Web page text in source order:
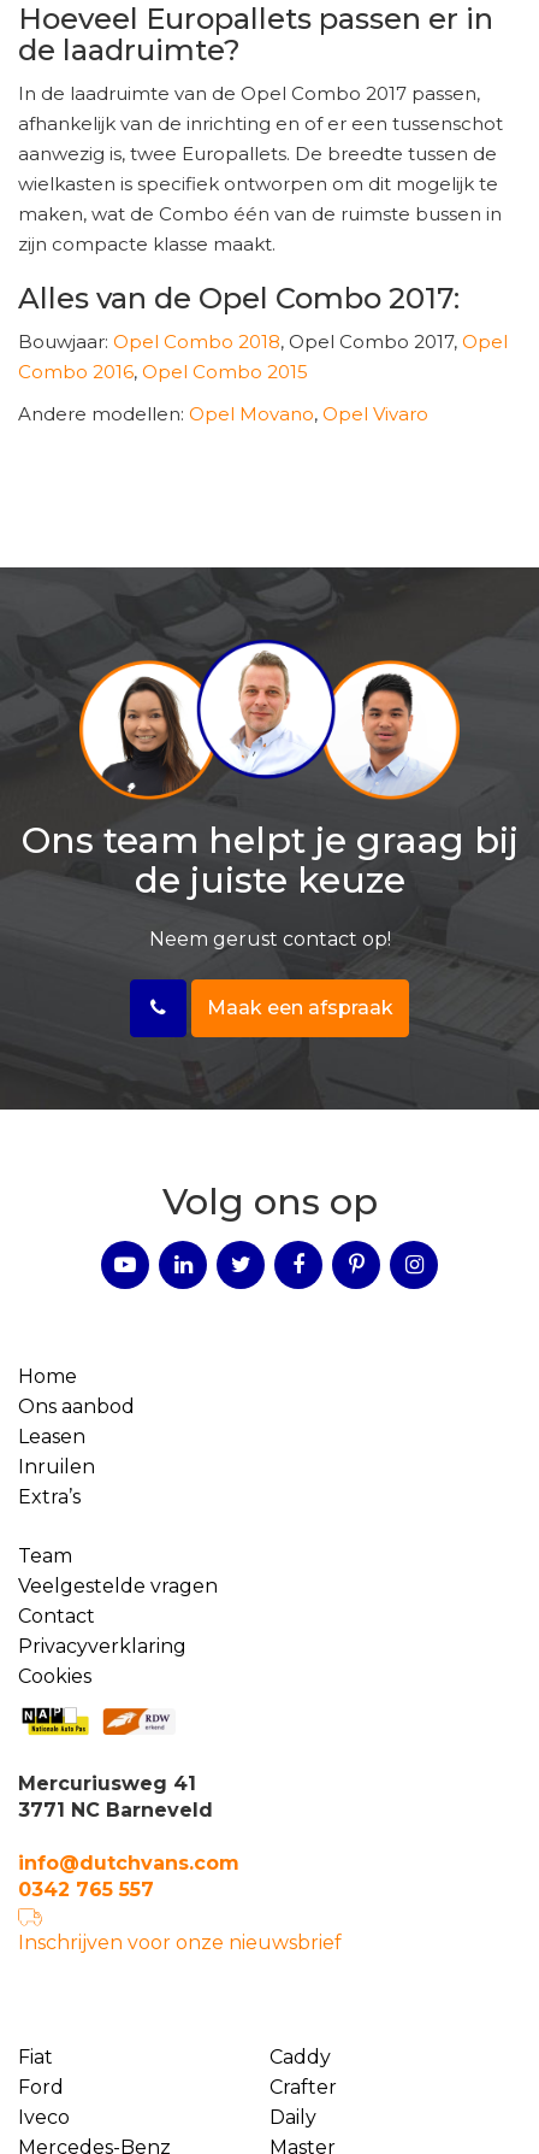
Hoeveel Europallets passen er in
de laadruimte?
In de laadruimte van de Opel Combo 2017 passen,
afhankelijk van de inrichting en of er een tussenschot
aanwezig is, twee Europallets. De breedte tussen de
wielkasten is specifiek ontworpen om dit mogelijk te
maken, wat de Combo één van de ruimste bussen in
zijn compacte klasse maakt.
Alles van de Opel Combo 2017:
Bouwjaar: Opel Combo 2018, Opel Combo 2017, Opel
Combo 2016, Opel Combo 2015
Andere modellen: Opel Movano, Opel Vivaro
Ons team helpt je graag bij
de juiste keuze
Neem gerust contact op!
Maak een afspraak
Volg ons op
Home
Ons aanbod
Leasen
Inruilen
Extra’s
Team
Veelgestelde vragen
Contact
Privacyverklaring
Cookies
Mercuriusweg 41
3771 NC Barneveld
info@dutchvans.com
0342 765 557
Inschrijven voor onze nieuwsbrief
Fiat
Ford
Iveco
Mercedes-Benz
Caddy
Crafter
Daily
Master